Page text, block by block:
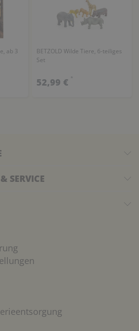
ab 3
BETZOLD Wilde Tiere, 6-teiliges
Set
52,99 € *
SERVICE